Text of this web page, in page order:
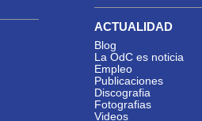
ACTUALIDAD
Blog
La OdC es noticia
Empleo
Publicaciones
Discografia
Fotografias
Videos